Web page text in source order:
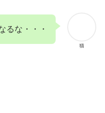
猫
るな・・・